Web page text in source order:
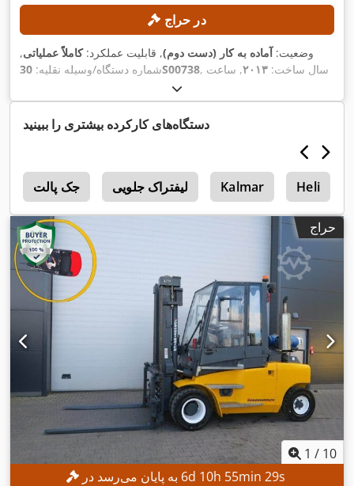
در حراج
وضعیت: آماده به کار (دست دوم), قابلیت عملکرد:کاملاً عملیاتی,
شماره دستگاه/وسیله نقلیه:30S00738 , سال ساخت: ۲۰۱۳, ساعت
, ارتفاع بالابری:
میلی‌متر, ارتفاع سازه:۳٬۳۰۰ میلی‌متر , طول شاخک‌ها:۱٬۲۰۰
میلی‌متر , وزن خالی: ۱۰٬۴۱۰ کیلوگرم ,
دستگاه‌های کارکرده بیشتری را ببینید
جک پالت لیفتراک جلویی Kalmar Heli
حراج
1 / 10
6d 10h 55min 27s